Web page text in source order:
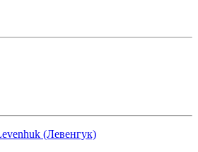
(Левенгук)